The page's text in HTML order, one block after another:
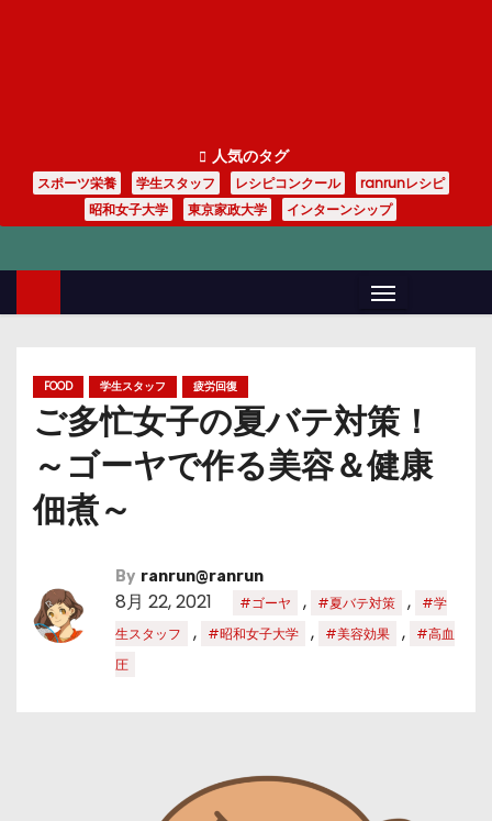
人気のタグ
スポーツ栄養 学生スタッフ レシピコンクール
ranrunレシピ
昭和女子大学
東京家政大学 インターンシップ
FOOD 学生スタッフ 疲労回復
ご多忙女子の夏バテ対策！
～ゴーヤで作る美容＆健康
佃煮～
By ranrun@ranrun
8月 22, 2021 #ゴーヤ , #夏バテ対策 ,
#学
生スタッフ
, #昭和女子大学 , #美容効果 ,
#高血
圧